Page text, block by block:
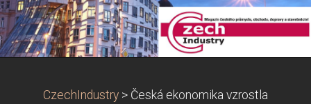
CzechIndustry > Česká ekonomika vzrostla